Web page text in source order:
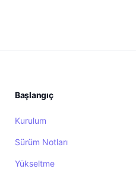
Başlangıç
Kurulum
Sürüm Notları
Yükseltme